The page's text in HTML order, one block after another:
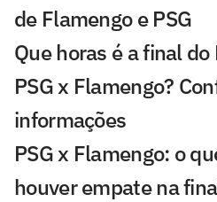
de Flamengo e PSG
Que horas é a final
PSG x Flamengo?
informações
PSG x Flamengo: o
houver empate na